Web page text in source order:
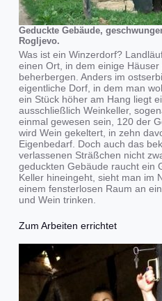
Geduckte Gebäude,
Rogljevo.
Was ist ein Winzerdorf?
einen Ort, in dem einige
beherbergen. Anders im
eigentliche Dorf, in dem man
ein Stück höher am Hang liegt
ausschließlich Weinkeller,
einmal gewesen sein, 120 der
wird Wein gekeltert, in zehn
Eigenbedarf. Doch auch das
verlassenen Sträßchen nicht
geduckten Gebäude raucht ein
Keller hineingeht, sieht man im
einem fensterlosen Raum an
und Wein trinken.
Zum Arbeiten errichtet